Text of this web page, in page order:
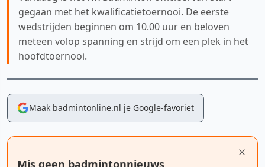
gegaan met het kwalificatietoernooi. De eerste
wedstrijden beginnen om 10.00 uur en beloven
meteen volop spanning en strijd om een plek in het
hoofdtoernooi.
Maak badmintonline.nl je Google-favoriet
Mis geen badmintonnieuws